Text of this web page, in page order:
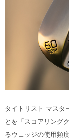
タイトリスト マスタ
とを「スコアリング
るウェッジの使用頻